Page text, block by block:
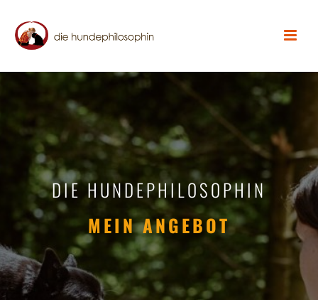
DIE HUNDEPHILOSOPHIN
MEIN ANGEBOT